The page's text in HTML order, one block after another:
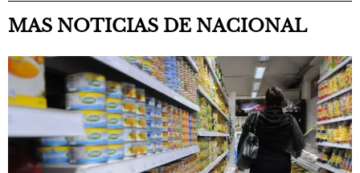
MAS NOTICIAS DE NACIONAL